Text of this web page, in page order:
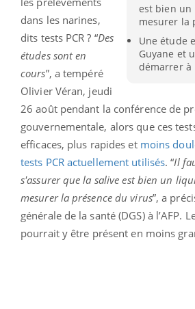
est bien
mesurer la
Une étude
Guyane et
démarrer à
dans les narines,
dits tests PCR ? “Des
études sont en
cours”, a tempéré
Olivier Véran, jeudi
26 août pendant la conférence de
gouvernementale, alors que ces
efficaces, plus rapides et moins
tests PCR actuellement utilisés. “Il
s'assurer que la salive est bien un
mesurer la présence du virus”, a
générale de la santé (DGS) à l’AFP.
pourrait y être présent en moins